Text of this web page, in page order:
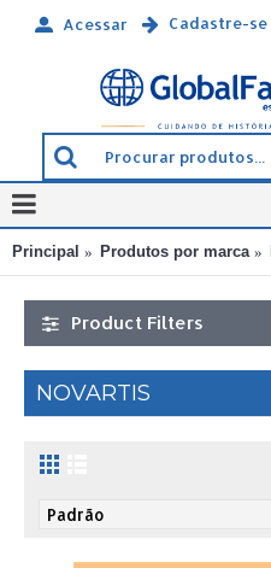
Acessar Cadastre-se
Principal Produtos por marca
Product Filters
NOVARTIS